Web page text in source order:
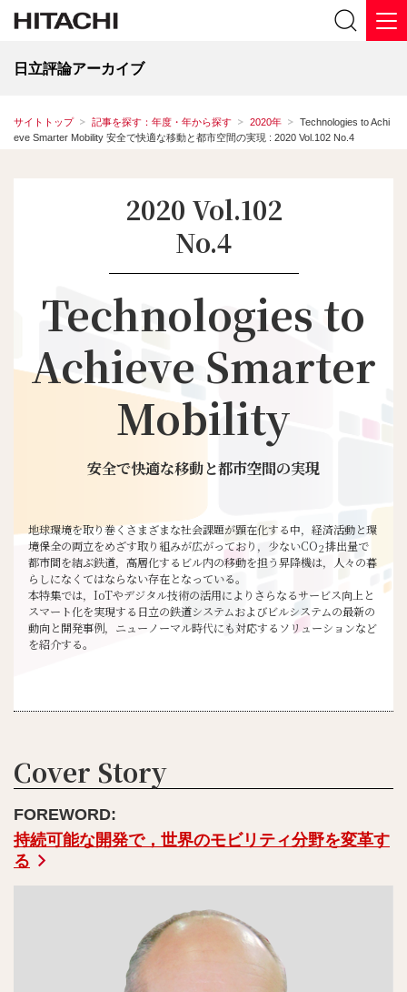
日立評論アーカイブ
サイトトップ 記事を探す：年度・年から探す 2020年
Technologies to Achi
eve Smarter Mobility 安全で快適な移動と都市空間の実現 : 2020 Vol.102 No.4
2020 Vol.102
No.4
Technologies to
Achieve Smarter
Mobility
安全で快適な移動と都市空間の実現
地球環境を取り巻くさまざまな社会課題が顕在化する中，経済活動と環
境保全の両立をめざす取り組みが広がっており，少ないCO2排出量で
都市間を結ぶ鉄道，高層化するビル内の移動を担う昇降機は，人々の暮
らしになくてはならない存在となっている。
本特集では，IoTやデジタル技術の活用によりさらなるサービス向上と
スマート化を実現する日立の鉄道システムおよびビルシステムの最新の
動向と開発事例，ニューノーマル時代にも対応するソリューションなど
を紹介する。
Cover Story
持続可能な開発で，世界のモビリティ分野を変革す
る